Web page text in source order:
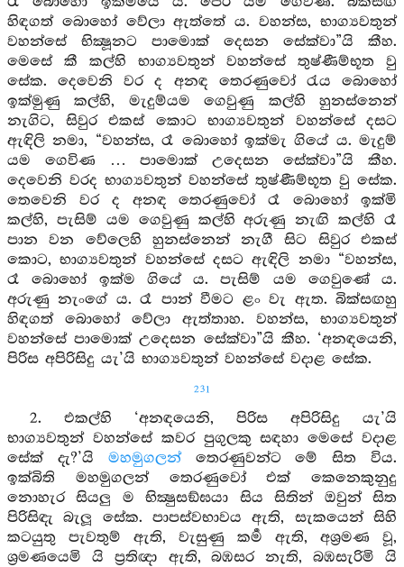
හිඳගත් බොහෝ වේලා ඇත්තේ ය. වහන්ස, භාග්‍යවතුන්
වහන්සේ භික්‍ෂූනට පාමොක් දෙසන සේක්වා”යි කීහ.
මෙසේ කී කල්හි භාග්‍යවතුන් වහන්සේ තුෂ්ණීම්භූත වු
සේක. දෙවෙනි වර ද අනඳ තෙරණුවෝ රැය බොහෝ
ඉක්මුණු කල්හි, මැදුම්යම ගෙවුණු කල්හි හුනස්නෙන්
නැගිට, සිවුර එකස් කොට භාග්‍යවතුන් වහන්සේ දසට
ඇඳිලි නමා, “වහන්ස, රෑ බොහෝ ඉක්මැ ගියේ ය. මැදුම්
යම ගෙවිණ … පාමොක් උදෙසන සේක්වා”යි කීහ.
දෙවෙනි වරද භාග්‍යවතුන් වහන්සේ තුෂ්ණීම්භූත වු සේක.
තෙවෙනි වර ද අනඳ තෙරණුවෝ රෑ බොහෝ ඉක්මි
කල්හි, පැසිම් යම ගෙවුණු කල්හි අරුණු නැඟි කල්හි රෑ
පාන වන වේලෙහි හුනස්නෙන් නැගී සිට සිවුර එකස්
කොට, භාග්‍යවතුන් වහන්සේ දසට ඇඳිලි නමා “වහන්ස,
රෑ බොහෝ ඉක්ම ගියේ ය. පැසිම් යම ගෙවුණේ ය.
අරුණු නැංගේ ය. රෑ පාන් වීමට ළං වැ ඇත. බික්සඟහු
හිඳගත් බොහෝ වේලා ඇත්තාහ. වහන්ස, භාග්‍යවතුන්
වහන්සේ පාමොක් උදෙසන සේක්වා”යි කීහ. ‘අනඳයෙනි,
පිරිස අපිරිසිදු යැ’යි භාග්‍යවතුන් වහන්සේ වදාළ සේක.
231
2. එකල්හි ‘අනඳයෙනි, පිරිස අපිරිසිදු යැ’යි
භාග්‍යවතුන් වහන්සේ කවර පුගුලකු සඳහා මෙසේ වදාළ
සේක් දැ?’යි මහමුගලන්තෙරණුවන්ට මේ සිත විය.
ඉක්බිති මහමුගලන් තෙරණුවෝ එක් කෙනෙකුනුදු
නොහැර සියලු ම භික්‍ෂුසඞ්ඝයා සිය සිතින් ඔවුන් සිත
පිරිසිඳැ බැලූ සේක. පාපස්වභාවය ඇති, සැකයෙන් සිහි
කටයුතු පැවතුම් ඇති, වැසුණු කර්‍ම ඇති, අශ්‍රමණ වූ,
ශ්‍රමණයෙමි යි ප්‍රතිඥා ඇති, බඹසර නැති, බඹසැරිමි යි